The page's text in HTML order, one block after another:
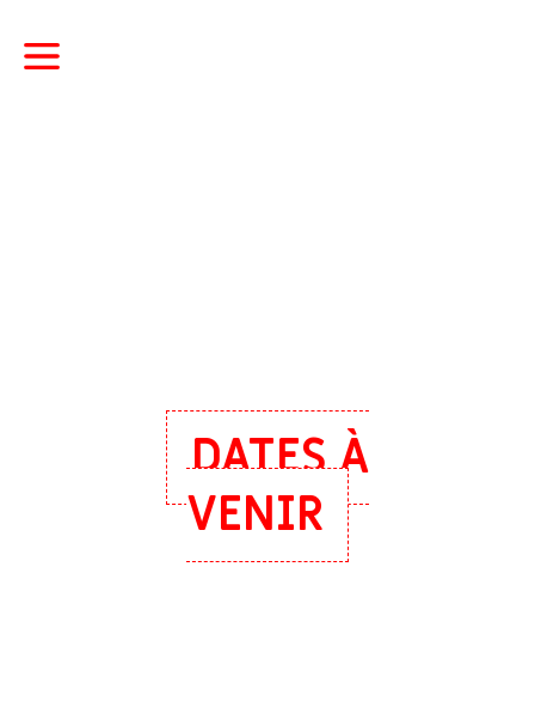
DATES À
VENIR